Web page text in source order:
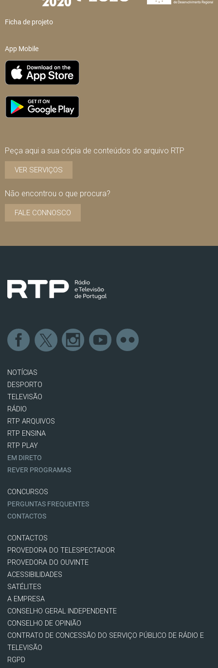
Ficha de projeto
App Mobile
Peça aqui a sua cópia de conteúdos do arquivo RTP
VER SERVIÇOS
Não encontrou o que procura?
FALE CONNOSCO
NOTÍCIAS
DESPORTO
TELEVISÃO
RÁDIO
RTP ARQUIVOS
RTP ENSINA
RTP PLAY
EM DIRETO
REVER PROGRAMAS
CONCURSOS
PERGUNTAS FREQUENTES
CONTACTOS
CONTACTOS
PROVEDORA DO TELESPECTADOR
PROVEDORA DO OUVINTE
ACESSIBILIDADES
SATÉLITES
A EMPRESA
CONSELHO GERAL INDEPENDENTE
CONSELHO DE OPINIÃO
CONTRATO DE CONCESSÃO DO SERVIÇO PÚBLICO DE RÁDIO E
TELEVISÃO
RGPD